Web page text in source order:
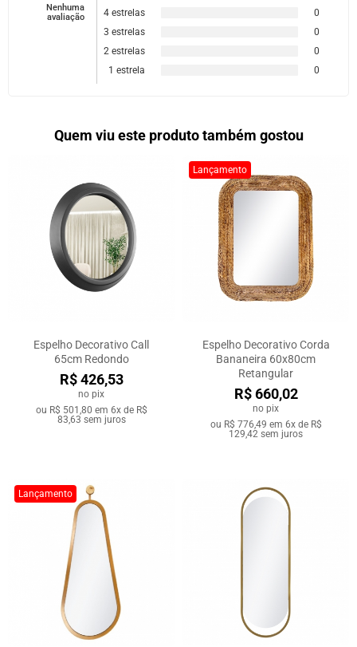
Nenhuma
avaliação
4 estrelas
0
3 estrelas
0
2 estrelas
0
1 estrela
0
Quem viu este produto também gostou
Espelho Decorativo Call
65cm Redondo
R$ 426,53
no pix
ou R$ 501,80 em 6x de R$
83,63 sem juros
Lançamento
Espelho Decorativo Corda
Bananeira 60x80cm
Retangular
R$ 660,02
no pix
ou R$ 776,49 em 6x de R$
129,42 sem juros
Lançamento